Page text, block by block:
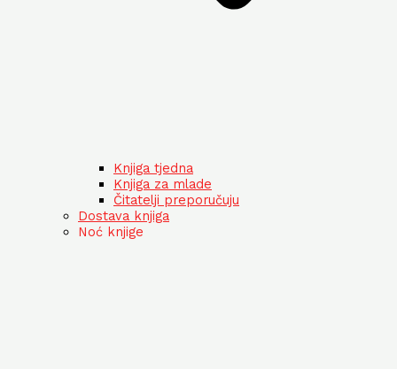
Knjiga tjedna
Knjiga za mlade
Čitatelji preporučuju
Dostava knjiga
Noć knjige